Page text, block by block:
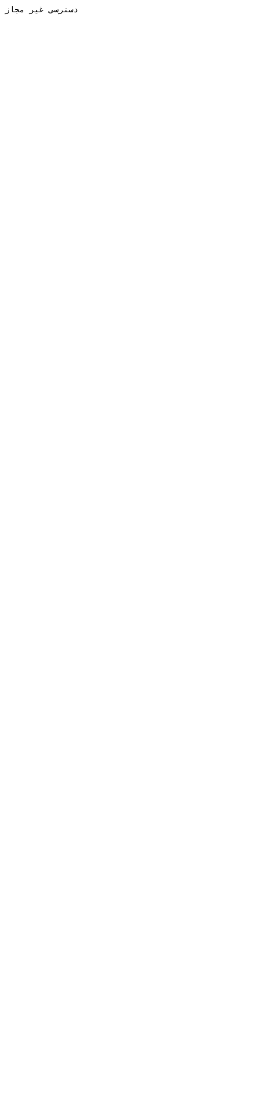
دسترسی غیر مجاز